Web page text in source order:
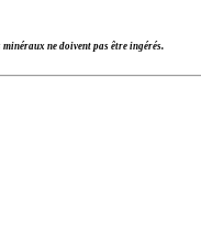
ne doivent pas être ingérés.